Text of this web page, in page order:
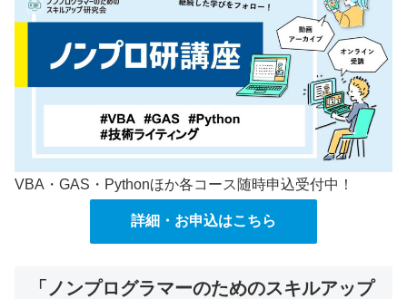
VBA・GAS・Pythonほか各コース随時申込受付中！
詳細・お申込はこちら
「ノンプログラマーのためのスキルアップ